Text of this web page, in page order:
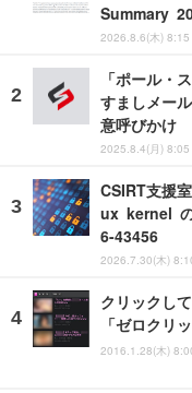
Summary
2026.8.6(木) 8:15
「ポール・
すましメー
意呼びかけ
2025.8.4(月) 8:05
CSIRT支援
ux kernel の
6-43456
2026.7.30(木)
クリックし
「ゼロクリ
2016.1.28(木)